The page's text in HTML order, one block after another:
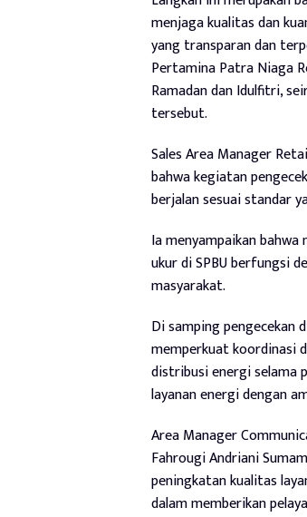
menjaga kualitas dan
yang transparan dan
Pertamina Patra Niaga
Ramadan dan Idulfitri,
tersebut.
Sales Area Manager
bahwa kegiatan
berjalan sesuai standar
Ia menyampaikan
ukur di SPBU berfungsi
masyarakat.
Di samping pengecekan
memperkuat koordinasi
distribusi energi selama
layanan energi dengan
Area Manager
Fahrougi Andriani
peningkatan kualitas
dalam memberikan